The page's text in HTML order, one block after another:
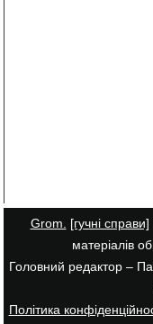
Grom. [гучні справи]
матеріалів
Головний редактор –
Політика